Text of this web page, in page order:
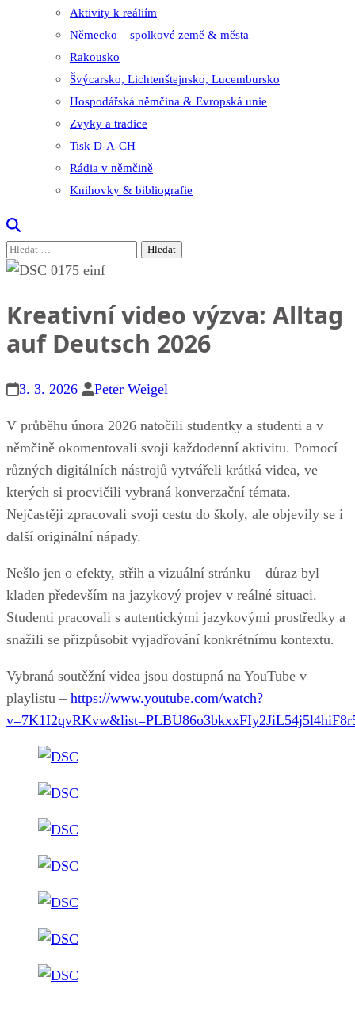
Aktivity k reáliím
Německo – spolkové země & města
Rakousko
Švýcarsko, Lichtenštejnsko, Lucembursko
Hospodářská němčina & Evropská unie
Zvyky a tradice
Tisk D-A-CH
Rádia v němčině
Knihovky & bibliografie
Vyhledávání
Kreativní video výzva: Alltag
auf Deutsch 2026
3. 3. 2026 Peter Weigel
V průběhu února 2026 natočili studentky a studenti a v
němčině okomentovali svoji každodenní aktivitu. Pomocí
různých digitálních nástrojů vytvářeli krátká videa, ve
kterých si procvičili vybraná konverzační témata.
Nejčastěji zpracovali svoji cestu do školy, ale objevily se i
další originální nápady.
Nešlo jen o efekty, střih a vizuální stránku – důraz byl
kladen především na jazykový projev v reálné situaci.
Studenti pracovali s autentickými jazykovými prostředky a
snažili se přizpůsobit vyjadřování konkrétnímu kontextu.
Vybraná soutěžní videa jsou dostupná na YouTube v
playlistu – https://www.youtube.com/watch?